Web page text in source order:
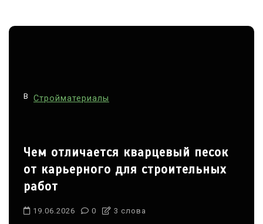
В Стройматериалы
Чем отличается кварцевый песок
от карьерного для строительных
работ
19.06.2026 0 3 слова